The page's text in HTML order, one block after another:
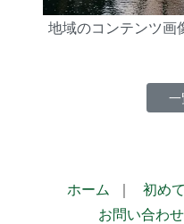
地域のコンテンツ画
一
ホーム ｜ 初め
お問い合わせ